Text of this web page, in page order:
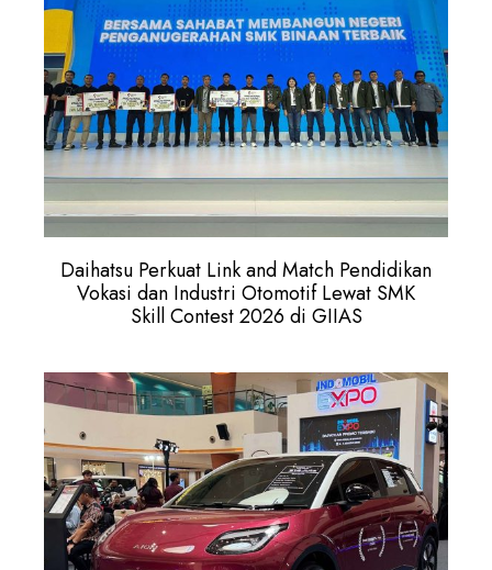
Daihatsu Perkuat Link and Match Pendidikan
Vokasi dan Industri Otomotif Lewat SMK
Skill Contest 2026 di GIIAS